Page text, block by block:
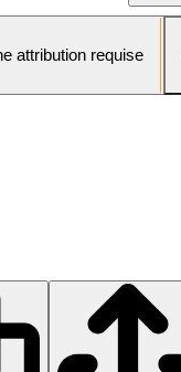
attribution requise